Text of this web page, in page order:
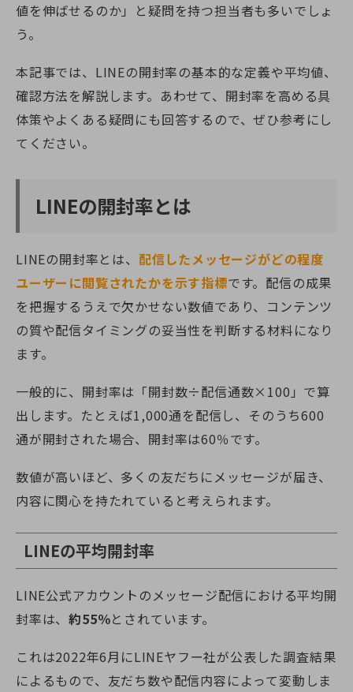
値を伸ばせるのか」と疑問を持つ担当者も多いでしょ
う。
本記事では、LINEの開封率の基本的な定義や平均値、
確認方法を解説します。あわせて、開封率を高める具
体策やよくある疑問にも回答するので、ぜひ参考にし
てください。
LINEの開封率とは
LINEの開封率とは、 配信したメッセージがどの程度
ユーザーに閲覧されたかを示す指標です。配信の成果
を把握するうえで欠かせない数値であり、コンテンツ
の質や配信タイミングの妥当性を判断する材料になり
ます。
一般的に、開封率は「開封数÷配信通数×100」で算
出します。たとえば1,000通を配信し、そのうち600
通が開封された場合、開封率は60％です。
数値が高いほど、多くの友だちにメッセージが届き、
内容に関心を持たれていると考えられます。
LINEの平均開封率
LINE公式アカウントのメッセージ配信における平均開
封率は、約55％とされています。
これは2022年6月にLINEヤフー社が公表した調査結果
によるもので、友だち数や配信内容によって変動しま